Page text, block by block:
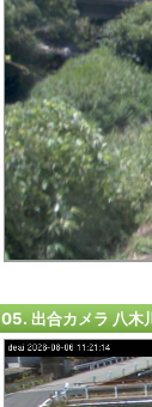
05. 出合カメラ 八木